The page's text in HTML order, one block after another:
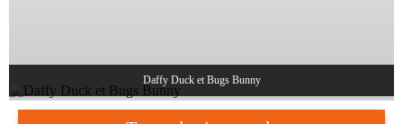
Daffy Duck et Bugs Bunny